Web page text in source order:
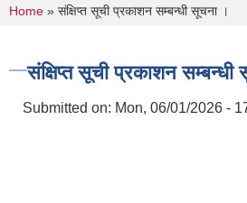
You are here
Home » संक्षिप्त सूची प्रकाशन सम्बन्धी सूचना ।
संक्षिप्त सूची प्रकाशन सम्बन्धी
Submitted on: Mon, 06/01/2026 -